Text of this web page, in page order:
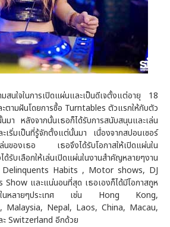
มสนใจในการเปิดแผ่นและเป็นดีเจตั้งแต่อายุ 18
ะตามฝันโดยการซื้อ Turntables ตัวแรกให้กับตัว
มา หลังจากนั้นเธอก็ได้รับการสนับสนุนและเล่น
เริ่มเป็นที่รู้จักตั้งแต่นั้นมา เนื่องจากสปอนเซอร์
เล่นของเธอ เธอจึงได้รับโอกาสให้เปิดแผ่นใน
รับเลือกให้เล่นเปิดแผ่นในงานสำคัญหลายๆงาน
Delinquents Habits , Motor shows, DJ
และแน่นอนที่สุด เธอเองก็ได้มีโอกาสถูห
เทศในหลายๆประเทศ เช่น Hong Kong,
Malaysia, Nepal, Laos, China, Macau,
Switzerland อีกด้วย